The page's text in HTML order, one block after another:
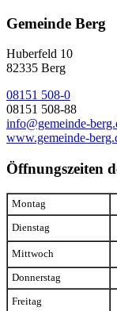
Gemeinde Berg
Huberfeld 10
82335 Berg
08151 508-0
08151 508-88
info@gemeinde-
www.gemeinde-
Öffnungszeiten
Montag
Dienstag
Mittwoch
Donnerstag
Freitag